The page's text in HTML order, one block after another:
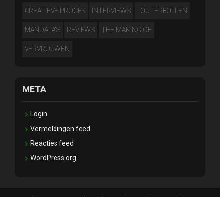
CREATIEVE PROCES INTERVIEWS LOUTERBOLLEN
MANDALA'S REVIEWS THE MAKING OF
VERVROUWEN
META
Login
Vermeldingen feed
Reacties feed
WordPress.org